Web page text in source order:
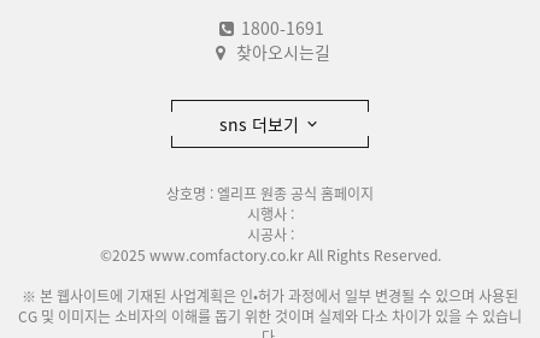
1800-1691
찾아오시는길
sns 더보기
상호명 : 엘리프 원종 공식 홈페이지
시행사 :
시공사 :
©2025 www.comfactory.co.kr All Rights Reserved.
※ 본 웹사이트에 기재된 사업계획은 인•허가 과정에서 일부 변경될 수 있으며 사용된
CG 및 이미지는 소비자의 이해를 돕기 위한 것이며 실제와 다소 차이가 있을 수 있습니